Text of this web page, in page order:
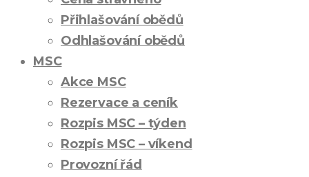
Přihlašování obědů
Odhlašování obědů
MSC
Akce MSC
Rezervace a ceník
Rozpis MSC – týden
Rozpis MSC – víkend
Provozní řád